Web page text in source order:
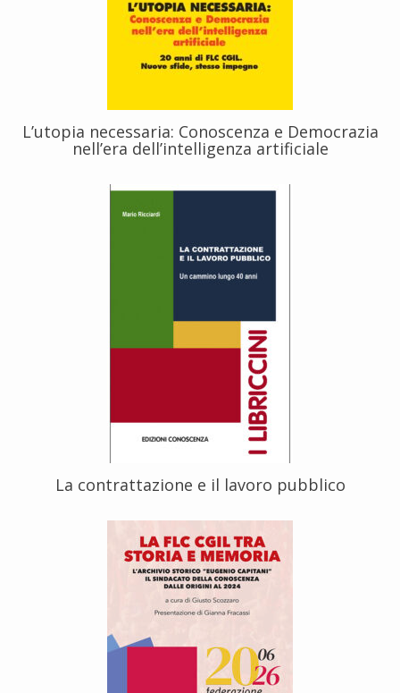
L’utopia necessaria: Conoscenza e Democrazia
nell’era dell’intelligenza artificiale
La contrattazione e il lavoro pubblico